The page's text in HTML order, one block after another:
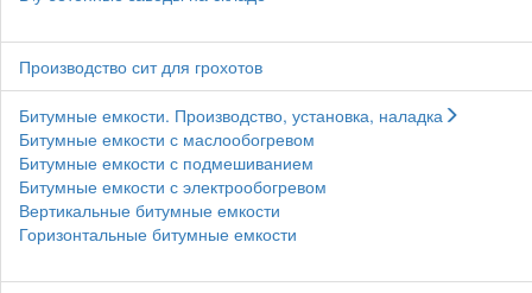
Производство сит для грохотов
Битумные емкости. Производство, установка, наладка
Битумные емкости с маслообогревом
Битумные емкости с подмешиванием
Битумные емкости с электрообогревом
Вертикальные битумные емкости
Горизонтальные битумные емкости